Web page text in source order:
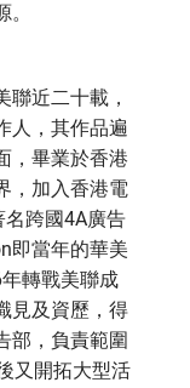
聯近二十載，
人，其作品遍
，畢業於香港
，加入香港電
跨國4A廣告
即當年的華美
轉戰美聯成
見及資歷，得
部，負責範圍
又開拓大型活